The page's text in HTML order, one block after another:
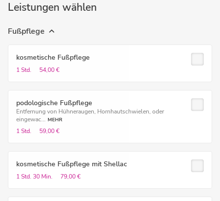
Leistungen wählen
Fußpflege
kosmetische Fußpflege
1 Std. 54,00 €
podologische Fußpflege
Entfernung von Hühneraugen, Hornhautschwielen, oder
eingewac... MEHR
1 Std. 59,00 €
kosmetische Fußpflege mit Shellac
1 Std. 30 Min. 79,00 €